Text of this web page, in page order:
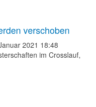
verschoben
2021 18:48
im Crosslauf,